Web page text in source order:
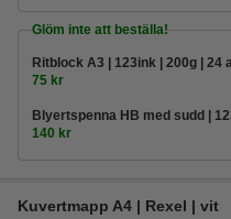
Glöm inte att beställa!
Ritblock A3 | 123ink | 200g | 24
75 kr
Blyertspenna HB med sudd |
140 kr
Kuvertmapp A4 | Rexel | vit